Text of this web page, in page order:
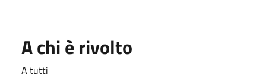
A chi è rivolto
A tutti